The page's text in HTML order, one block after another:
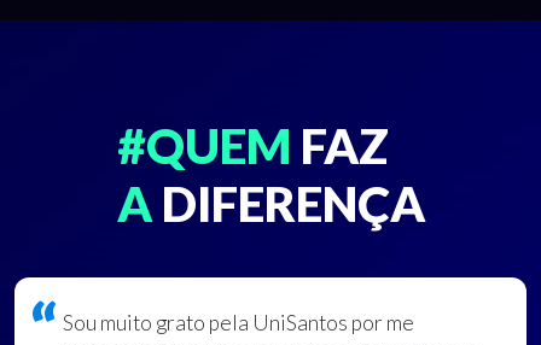
#QUEM FAZ
A DIFERENÇA
Sou muito grato pela UniSantos por me